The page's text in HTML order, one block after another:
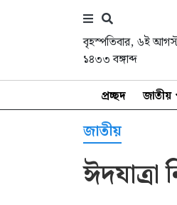
বৃহস্পতিবার, ৬ই
১৪৩৩ বঙ্গাব্দ
প্রচ্ছদ জাতীয়
জাতীয়